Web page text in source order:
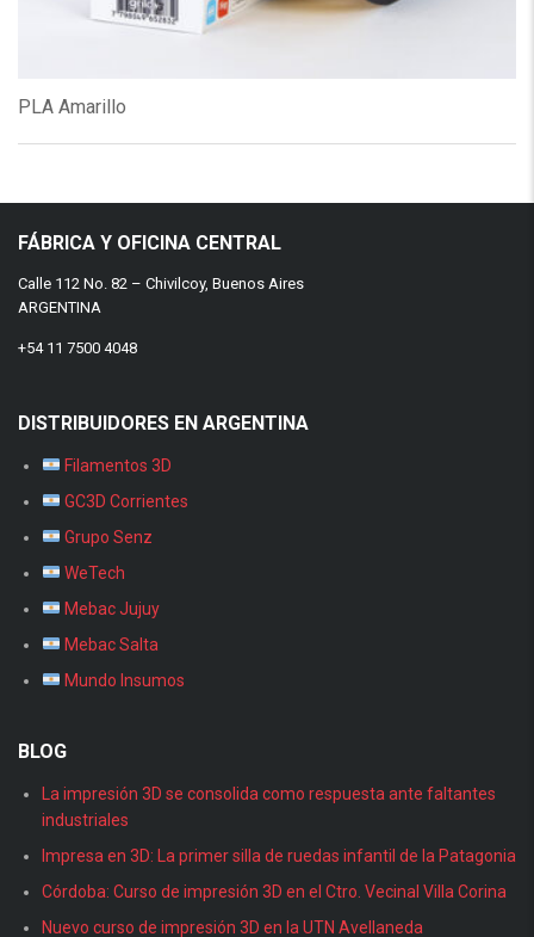
PLA Amarillo
FÁBRICA Y OFICINA CENTRAL
Calle 112 No. 82 – Chivilcoy, Buenos Aires
ARGENTINA
+54 11 7500 4048
DISTRIBUIDORES EN ARGENTINA
Filamentos 3D
GC3D Corrientes
Grupo Senz
WeTech
Mebac Jujuy
Mebac Salta
Mundo Insumos
BLOG
La impresión 3D se consolida como respuesta ante faltantes
industriales
Impresa en 3D: La primer silla de ruedas infantil de la Patagonia
Córdoba: Curso de impresión 3D en el Ctro. Vecinal Villa Corina
Nuevo curso de impresión 3D en la UTN Avellaneda